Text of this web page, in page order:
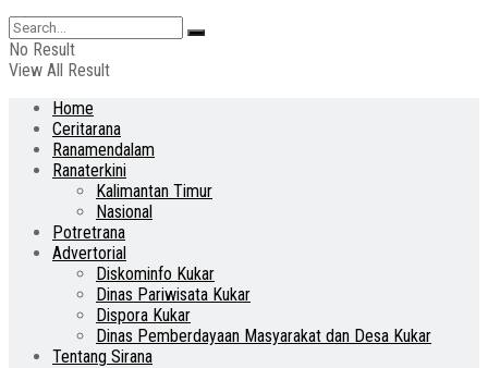
No Result
View All Result
Home
Ceritarana
Ranamendalam
Ranaterkini
Kalimantan Timur
Nasional
Potretrana
Advertorial
Diskominfo Kukar
Dinas Pariwisata Kukar
Dispora Kukar
Dinas Pemberdayaan Masyarakat dan Desa Kukar
Tentang Sirana